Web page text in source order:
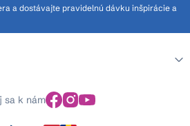
a dostávajte pravidelnú dávku inšpirácie a
sa k nám